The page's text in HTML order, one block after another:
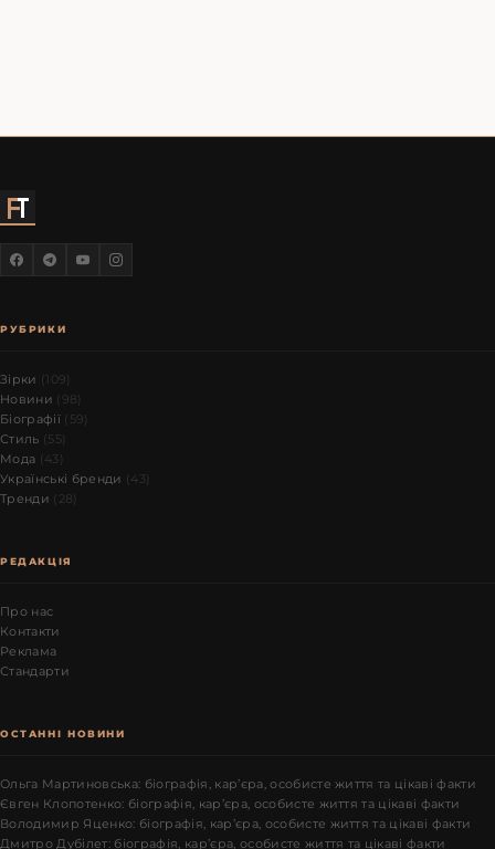
РУБРИКИ
Зірки (109)
Новини (98)
Біографії (59)
Стиль (55)
Мода (43)
Українські бренди (43)
Тренди (28)
РЕДАКЦІЯ
Про нас
Контакти
Реклама
Стандарти
ОСТАННІ НОВИНИ
Ольга Мартиновська: біографія, кар’єра, особисте життя та цікаві факти
Євген Клопотенко: біографія, кар’єра, особисте життя та цікаві факти
Володимир Яценко: біографія, кар’єра, особисте життя та цікаві факти
Дмитро Дубілет: біографія, кар’єра, особисте життя та цікаві факти